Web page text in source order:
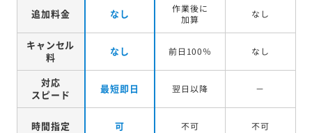
追加料金 なし
作業後に
加算
なし
キャンセル
料
なし 前日100％ なし
対応
スピード
最短即日 翌日以降 －
時間指定 可 不可 不可